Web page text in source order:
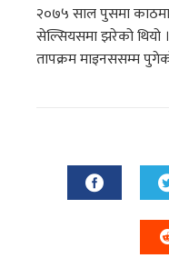
२०७५ साल पुसमा
सेल्सियसमा झरेको थियो
तापक्रम माइनससम्म